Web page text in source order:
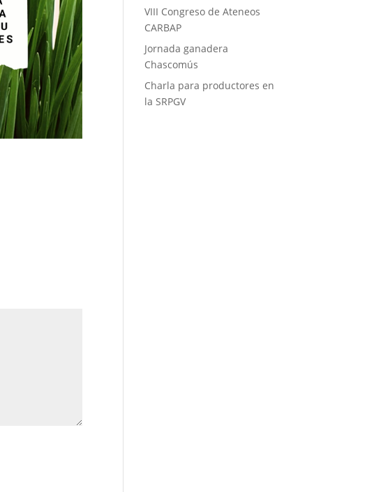
VIII Congreso de Ateneos
CARBAP
Jornada ganadera
Chascomús
Charla para productores en
la SRPGV